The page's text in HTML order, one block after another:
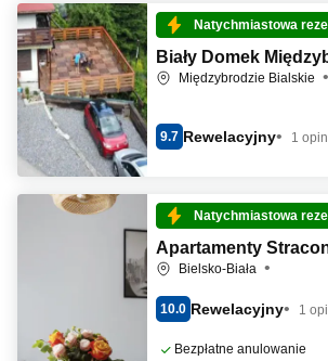
Natychmiastowa
Biały Domek
Międzybrodzie Bialskie
9.7 Rewelacyjny 1
Natychmiastowa
Apartamenty
Bielsko-Biała
10.0 Rewelacyjny 1
Bezpłatne anulowanie